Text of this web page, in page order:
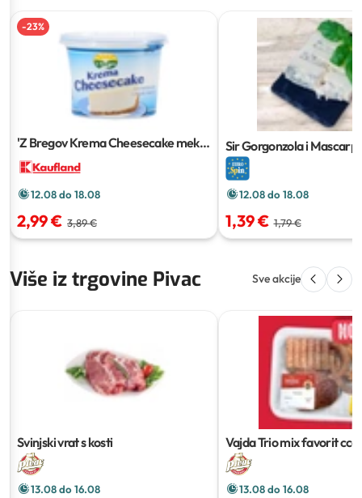
-23%
'Z Bregov Krema Cheesecake meki
12.08 do 18.08
2,99 € 3,89 €
Sir Gorgonzola i
12.08 do 18.08
1,39 € 1,79 €
Više iz trgovine Pivac Sve akcije
Svinjski vrat s kosti
13.08 do 16.08
Vajda Trio mix favoritcca
13.08 do 16.08